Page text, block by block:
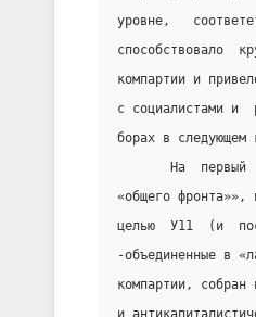
уровне,
способствовало
компартии и
с социалистами и
борах в следующем
На  первый
«общего
целью  У11  (и
-объединенные в
компартии, собран
и